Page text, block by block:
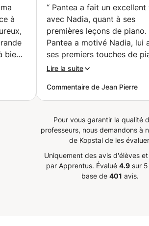
à
bien
concours,
vue, techniques
base du piano..
formation de
(Strassen)
“ Pantea a fait un excellent
avec Nadia, quant à ses
premières leçons de piano.
Pantea a motivé Nadia, lui
ses premiers touches de
a choisi la méthode la plus
connue de Nadia. Il est vrai que
Nadia a utilisé sur son I-
répétitives et faciles à
Nadia était très satisfaite
démarche. Hélas, Pantea est
partie en vacances, certes
Lire la suite
Commentaire de Jean Pierre
Pour vous garantir la qualité
professeurs, nous demandons à
de Kopstal de les
Uniquement des avis d'élèves
par Apprentus. Évalué 4.9 sur
base de 401 avis.